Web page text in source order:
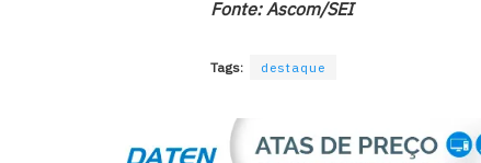
Fonte: Ascom/SEI
Tags: destaque